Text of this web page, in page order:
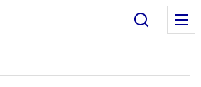
sur les cookies